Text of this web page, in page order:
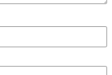
Saiba o que é Ballroom e outras celebrações LGBTQIAPN+
Ping pong com Maria Fernanda